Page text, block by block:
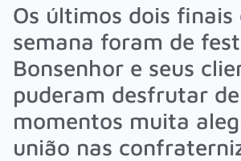
Os últimos dois finais
semana foram de
Bonsenhor e seus
puderam desfrutar de
momentos muita
união nas